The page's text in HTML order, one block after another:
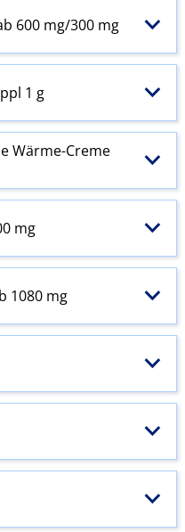
600 mg/300 mg
1 g
Wärme-Creme
mg
1080 mg